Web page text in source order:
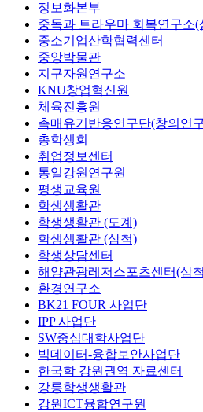
정보화본부
중독과 트라우마 회복연구소(
중소기업산학협력센터
중앙박물관
지구자원연구소
KNU창업혁신원
체육진흥원
촉매유기반응연구단(창의연
총학생회
취업정보센터
통일강원연구원
평생교육원
학생생활관
학생생활관 (도계)
학생생활관 (삼척)
학생상담센터
해양관광레저스포츠센터(삼
환경연구소
BK21 FOUR 사업단
IPP 사업단
SW중심대학사업단
빅데이터-융합보안사업단
한국학 강원권역 자료센터
강릉학생생활관
강원ICT융합연구원